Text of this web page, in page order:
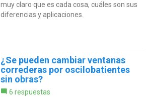
muy claro que es cada cosa, cuáles son sus
diferencias y aplicaciones.
¿Se pueden cambiar ventanas
correderas por oscilobatientes
sin obras?
6 respuestas